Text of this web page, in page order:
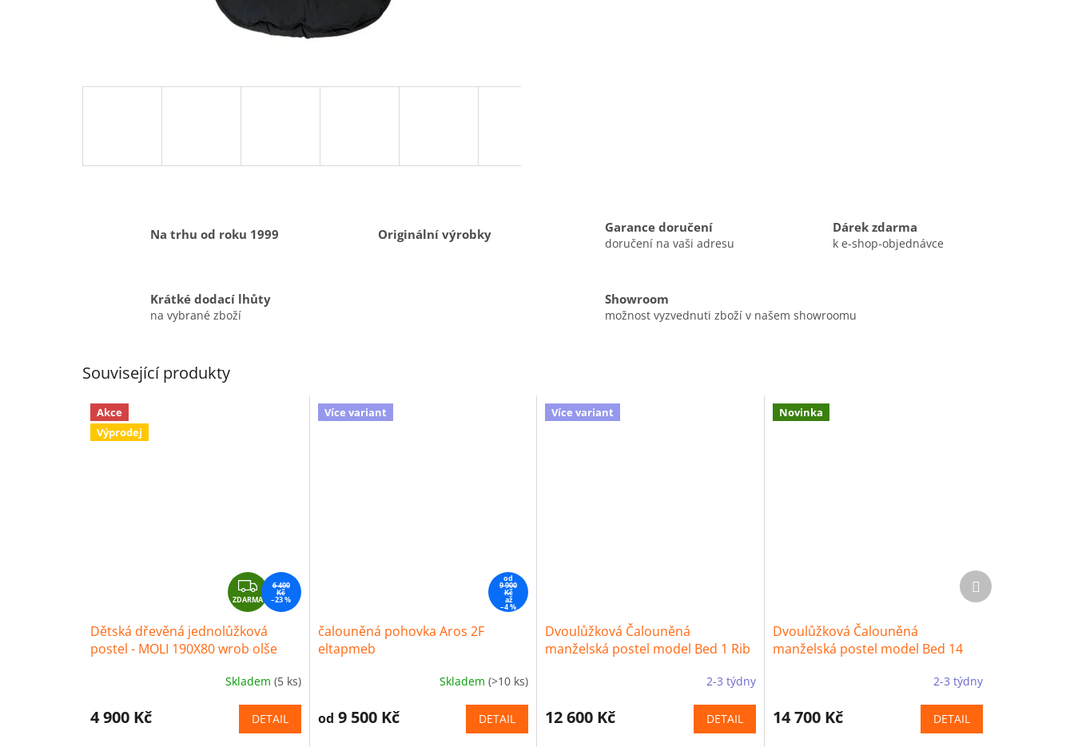
Na trhu od roku 1999 Originální výrobky Garance doručení
doručení na vaši adresu
Dárek zdarma
k e-shop-objednávce
Krátké dodací lhůty
na vybrané zboží
Showroom
možnost vyzvednuti zboží v našem showroomu
Související produkty
Akce
Výprodej
Z
D
A
R
A
ZDARMA
6 400
Kč
–23 %
Dětská dřevěná jednolůžková
postel - MOLI 190X80 wrob olše
Skladem (5 ks)
4 900 Kč DETAIL
Více variant
od
9 900
Kč
až
–4 %
čalouněná pohovka Aros 2F
eltapmeb
Skladem (>10 ks)
od 9 500 Kč DETAIL
Více variant
Dvoulůžková Čalouněná
manželská postel model Bed 1 Rib
2-3 týdny
12 600 Kč DETAIL
Novinka
Dvoulůžková Čalouněná
manželská postel model Bed 14
2-3 týdny
14 700 Kč DETAIL
Další
produkt